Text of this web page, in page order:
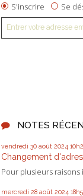
S'inscrire Se
NOTES
vendredi 30 août 2024
Changement
Pour plusieurs
mercredi 28 août 2024